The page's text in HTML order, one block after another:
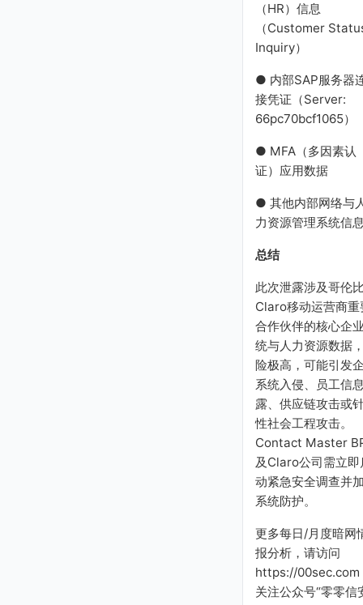
（HR）信息
（Customer
Inquiry）
● 内部SAP服务器
接凭证（Server:
66pc70bcf1065）
● MFA（多因素认
证）应用数据
● 其他内部网络与
力资源管理系统信
总结
此次泄露涉及哥伦
Claro移动运营商重
合作伙伴的核心企
统与人力资源数据
险极高，可能引发
系统入侵、员工信
露、供应链攻击或
性社会工程攻击。
Contact Master
及Claro公司需立即
动紧急安全调查并
系统防护。
更多每日/月度暗网
报分析，请访问
https://00sec.com
关注公众号“零零信